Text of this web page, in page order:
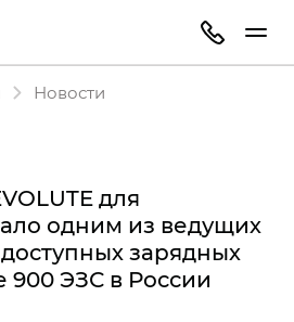
Новости
для
одним из ведущих
зарядных
900 ЭЗС в России